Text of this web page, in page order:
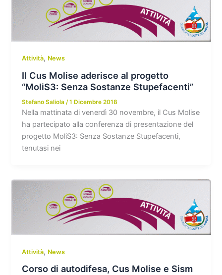
Attività, News
Il Cus Molise aderisce al progetto
“MoliS3: Senza Sostanze Stupefacenti”
Stefano Saliola/1 Dicembre 2018
Nella mattinata di venerdì 30 novembre, il Cus Molise
ha partecipato alla conferenza di presentazione del
progetto MoliS3: Senza Sostanze Stupefacenti,
tenutasi nei
Attività, News
Corso di autodifesa, Cus Molise e Sism